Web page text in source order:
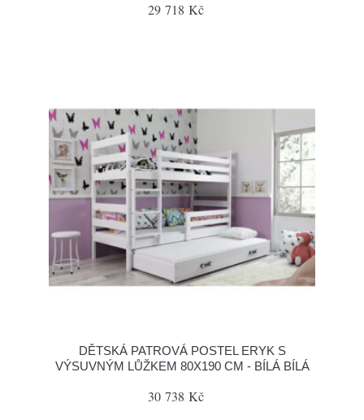
29 718 Kč
DĚTSKÁ PATROVÁ POSTEL ERYK S
VÝSUVNÝM LŮŽKEM 80X190 CM - BÍLÁ BÍLÁ
30 738 Kč